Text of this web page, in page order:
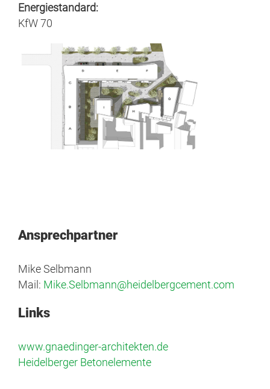
Energiestandard:
KfW 70
Ansprechpartner
Mike Selbmann
Mail: Mike.Selbmann@heidelbergcement.com
Links
www.gnaedinger-architekten.de
Heidelberger Betonelemente